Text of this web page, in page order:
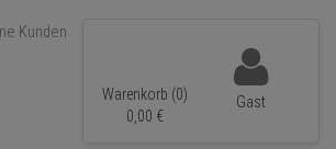
Kunden
Warenkorb (0)
0, 00 €
Gast